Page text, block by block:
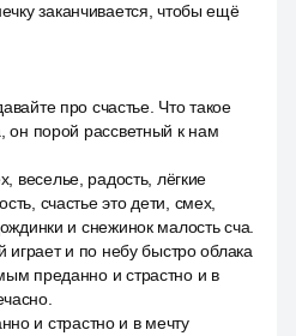
заканчивается, чтобы ещё
про счастье. Что такое
он порой рассветный к нам
веселье, радость, лёгкие
счастье это дети, смех,
и снежинок малость сча.
играет и по небу быстро облака
преданно и страстно и в
и страстно и в мечту